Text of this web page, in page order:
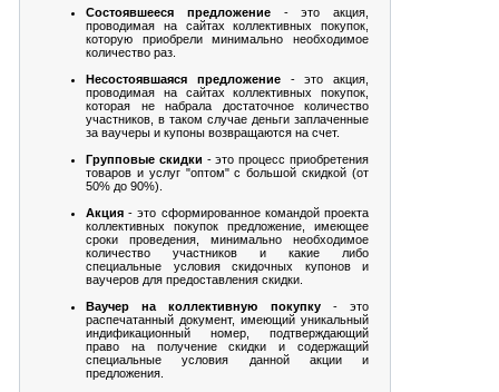
Состоявшееся предложение- это акция,
проводимая на сайтах коллективных покупок,
которую приобрели минимально необходимое
количество раз.
Несостоявшаяся предложение- это акция,
проводимая на сайтах коллективных покупок,
которая не набрала достаточное количество
участников, в таком случае деньги заплаченные
за ваучеры и купоны возвращаются на счет.
Групповые скидки - это процесс приобретения
товаров и услуг "оптом" с большой скидкой (от
50% до 90%).
Акция - это сформированное командой проекта
коллективных покупок предложение, имеющее
сроки проведения, минимально необходимое
количество участников и какие либо
специальные условия скидочных купонов и
ваучеров для предоставления скидки.
Ваучер на коллективную покупку- это
распечатанный документ, имеющий уникальный
индификационный номер, подтверждающий
право на получение скидки и содержащий
специальные условия данной акции и
предложения.